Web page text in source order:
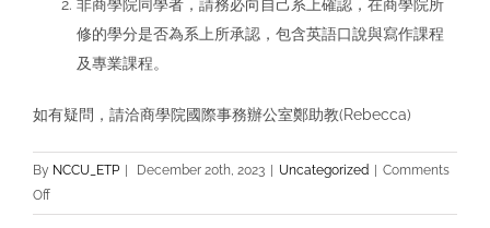
非商學院同學者，請務必向自己系上確認，在商學院所
修的學分是否為系上所承認，包含英語口說與寫作課程
及專業課程。
如有疑問，請洽商學院國際事務辦公室鄭助教(Rebecca)
By NCCU_ETP December 20th, 2023 Uncategorized
Comments
Offon
112